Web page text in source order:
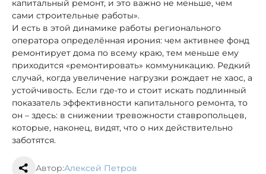
капитальный ремонт, и это важно не меньше, чем
сами строительные работы».
И есть в этой динамике работы регионального
оператора определённая ирония: чем активнее фонд
ремонтирует дома по всему краю, тем меньше ему
приходится «ремонтировать» коммуникацию. Редкий
случай, когда увеличение нагрузки рождает не хаос, а
устойчивость. Если где-то и стоит искать подлинный
показатель эффективности капитального ремонта, то
он – здесь: в снижении тревожности ставропольцев,
которые, наконец, видят, что о них действительно
заботятся.
Автор:Алексей Петров